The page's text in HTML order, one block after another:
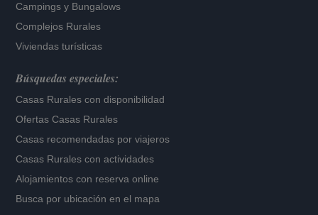
Campings y Bungalows
Complejos Rurales
Viviendas turísticas
Búsquedas especiales:
Casas Rurales con disponibilidad
Ofertas Casas Rurales
Casas recomendadas por viajeros
Casas Rurales con actividades
Alojamientos con reserva online
Busca por ubicación en el mapa